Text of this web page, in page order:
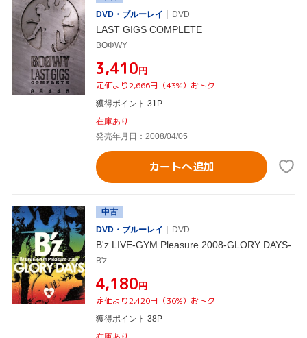
DVD・ブルーレイ
DVD
LAST GIGS COMPLETE
BOΦWY
¥3,410円
定価より2,666円（43%）おトク
獲得ポイント 31P
在庫あり
発売年月日：2008/04/05
カートへ追加
中古
DVD・ブルーレイ
DVD
B'z LIVE-GYM Pleasure 2008-GLORY DAYS-
B'z
¥4,180円
定価より2,420円（36%）おトク
獲得ポイント 38P